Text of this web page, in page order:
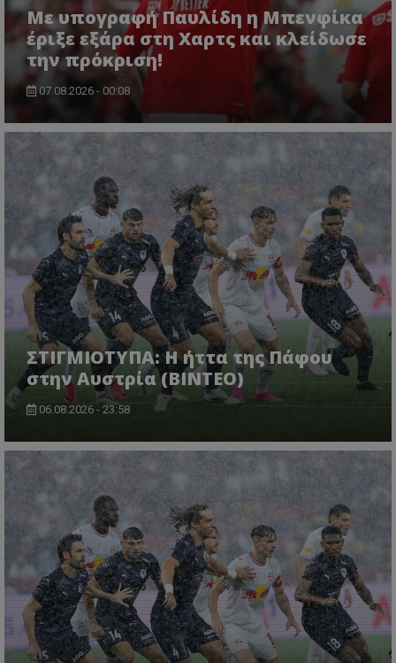
Με υπογραφή Παυλίδη η Μπενφίκα
έριξε εξάρα στη Χαρτς και κλείδωσε
την πρόκριση!
07.08.2026 - 00:08
ΣΤΙΓΜΙΟΤΥΠΑ: Η ήττα της Πάφου
στην Αυστρία (ΒΙΝΤΕΟ)
06.08.2026 - 23:58